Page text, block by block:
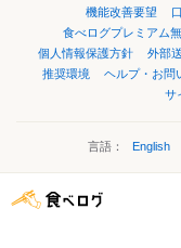
機能改善要望
食べログプレミアム
個人情報保護方針
外部
推奨環境
ヘルプ・お問
サ
言語： English